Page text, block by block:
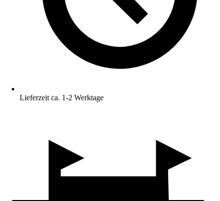
Lieferzeit ca. 1-2 Werktage